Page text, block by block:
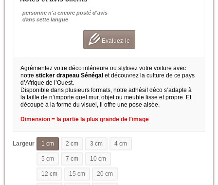
personne n'a encore posté d'avis
dans cette langue
Evaluez-le
Agrémentez votre déco intérieure ou stylisez votre voiture avec
notre sticker drapeau Sénégal et découvrez la culture de ce pays
d’Afrique de l’Ouest.
Disponible dans plusieurs formats, notre adhésif déco s’adapte à
la taille de n’importe quel mur, objet ou meuble lisse et propre. Et
découpé à la forme du visuel, il offre une pose aisée.
Dimension = la partie la plus grande de l'image
Largeur 1 cm 2 cm 3 cm 4 cm
5 cm 7 cm 10 cm
12 cm 15 cm 20 cm